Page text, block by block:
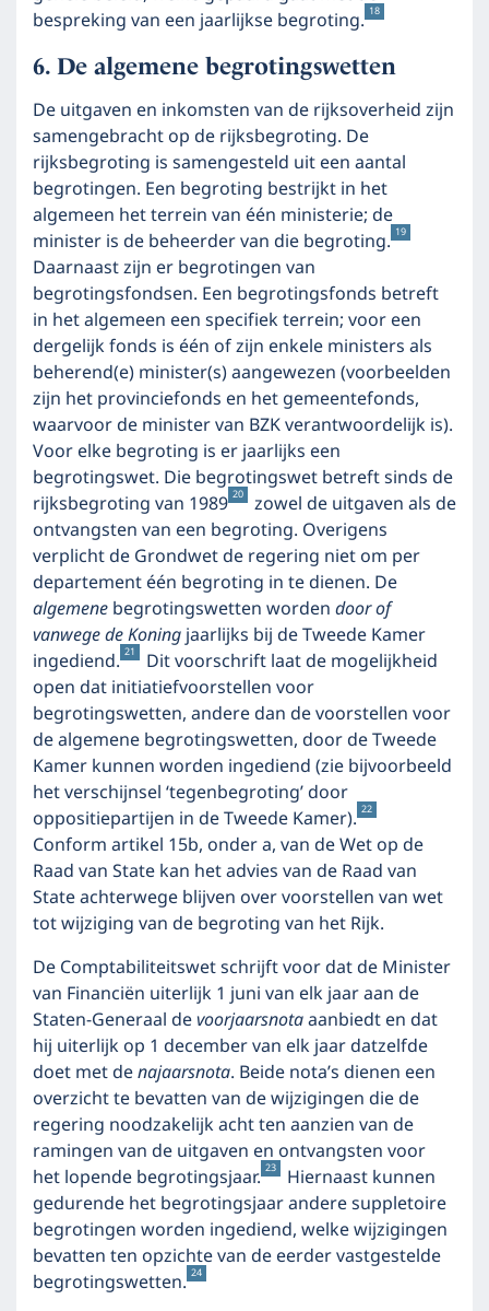
bespreking van een jaarlijkse begroting. 18
De algemene begrotingswetten
De uitgaven en inkomsten van de rijksoverheid zijn
samengebracht op de rijksbegroting. De
rijksbegroting is samengesteld uit een aantal
begrotingen. Een begroting bestrijkt in het
algemeen het terrein van één ministerie; de
minister is de beheerder van die begroting. 19
Daarnaast zijn er begrotingen van
begrotingsfondsen. Een begrotingsfonds betreft
in het algemeen een specifiek terrein; voor een
dergelijk fonds is één of zijn enkele ministers als
beherend(e) minister(s) aangewezen (voorbeelden
zijn het provinciefonds en het gemeentefonds,
waarvoor de minister van BZK verantwoordelijk is).
Voor elke begroting is er jaarlijks een
begrotingswet. Die begrotingswet betreft sinds de
rijksbegroting van 1989 20
zowel de uitgaven als de
ontvangsten van een begroting. Overigens
verplicht de Grondwet de regering niet om per
departement één begroting in te dienen. De
algemenebegrotingswetten wordendoor of
vanwege de Koningjaarlijks bij de Tweede Kamer
ingediend. 21
Dit voorschrift laat de mogelijkheid
open dat initiatiefvoorstellen voor
begrotingswetten, andere dan de voorstellen voor
de algemene begrotingswetten, door de Tweede
Kamer kunnen worden ingediend (zie bijvoorbeeld
het verschijnsel ‘tegenbegroting’ door
oppositiepartijen in de Tweede Kamer). 22
Conform artikel 15b, onder a, van de Wet op de
Raad van State kan het advies van de Raad van
State achterwege blijven over voorstellen van wet
tot wijziging van de begroting van het Rijk.
De Comptabiliteitswet schrijft voor dat de Minister
van Financiën uiterlijk 1 juni van elk jaar aan de
Staten-Generaal devoorjaarsnotaaanbiedt en dat
hij uiterlijk op 1 december van elk jaar datzelfde
doet met denajaarsnota. Beide nota’s dienen een
overzicht te bevatten van de wijzigingen die de
regering noodzakelijk acht ten aanzien van de
ramingen van de uitgaven en ontvangsten voor
het lopende begrotingsjaar. 23
Hiernaast kunnen
gedurende het begrotingsjaar andere suppletoire
begrotingen worden ingediend, welke wijzigingen
bevatten ten opzichte van de eerder vastgestelde
begrotingswetten. 24